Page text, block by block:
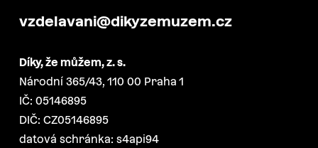
vzdelavani@dikyzemuzem.cz
Díky, že můžem, z. s.
Národní 365/43, 110 00 Praha 1
IČ: 05146895
DIČ: CZ05146895
datová schránka: s4api94